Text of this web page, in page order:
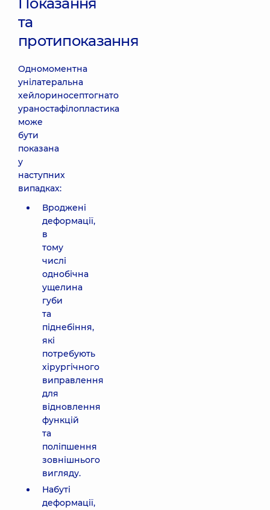
та
протипоказання
Одномоментна
унілатеральна
хейлориносептогнато
ураностафілопластика
може
бути
показана
у
наступних
випадках:
Вроджені
деформації,
в
тому
числі
однобічна
ущелина
губи
та
піднебіння,
які
потребують
хірургічного
виправлення
для
відновлення
функцій
та
поліпшення
зовнішнього
вигляду.
Набуті
деформації,